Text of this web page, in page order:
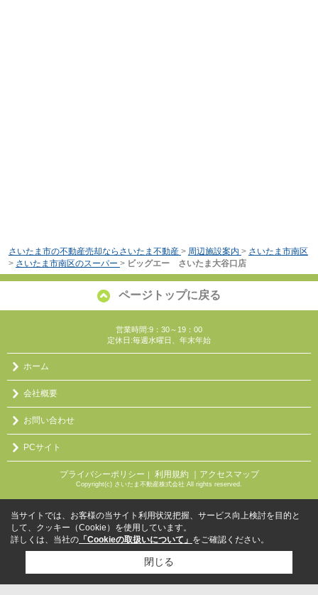
さいたま市の不動産売却ならさいたま不動産 > 周辺施設案内 > さいたま市南区
> さいたま市南区のスーパー > ビッグエー さいたま大谷口店
ページトップに戻る
営業時間:9：30～19：00
定休日:毎週水曜日、年末年始
ホーム
会社概要
お問い合わせ
PCサイト
プライバシーポリシー ｜ 利用規約 ｜アクセスマップ
Copyright(c) さいたま不動産株式会社 All rights reserved.
当サイトでは、お客様の当サイト利用状況把握、サービス向上検討を目的と
して、クッキー（Cookie）を使用しています。
詳しくは、当社の 「Cookieの取扱いについて」 をご確認ください。
閉じる